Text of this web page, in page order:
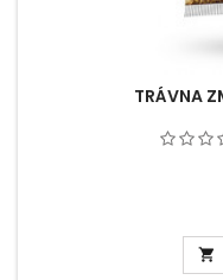
TRÁVNA
